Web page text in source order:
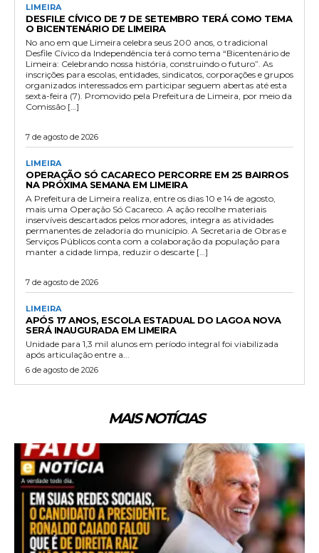
LIMEIRA
DESFILE CÍVICO DE 7 DE SETEMBRO TERÁ COMO TEMA
O BICENTENÁRIO DE LIMEIRA
No ano em que Limeira celebra seus 200 anos, o tradicional
Desfile Cívico da Independência terá como tema “Bicentenário de
Limeira: Celebrando nossa história, construindo o futuro”. As
inscrições para escolas, entidades, sindicatos, corporações e grupos
organizados interessados em participar seguem abertas até esta
sexta-feira (7). Promovido pela Prefeitura de Limeira, por meio da
Comissão […]
7 de agosto de 2026
LIMEIRA
OPERAÇÃO SÓ CACARECO PERCORRE EM 25 BAIRROS
NA PRÓXIMA SEMANA EM LIMEIRA
A Prefeitura de Limeira realiza, entre os dias 10 e 14 de agosto,
mais uma Operação Só Cacareco. A ação recolhe materiais
inservíveis descartados pelos moradores, integra as atividades
permanentes de zeladoria do município. A Secretaria de Obras e
Serviços Públicos conta com a colaboração da população para
manter a cidade limpa, reduzir o descarte […]
7 de agosto de 2026
LIMEIRA
APÓS 17 ANOS, ESCOLA ESTADUAL DO LAGOA NOVA
SERÁ INAUGURADA EM LIMEIRA
Unidade para 1,3 mil alunos em período integral foi viabilizada
após articulação entre a...
6 de agosto de 2026
MAIS NOTÍCIAS